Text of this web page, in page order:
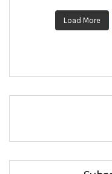
Load More